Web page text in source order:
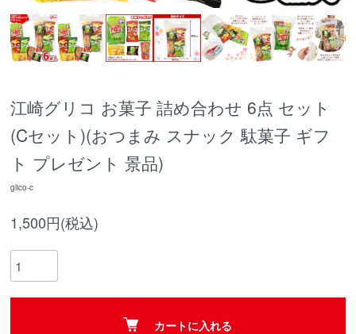
江崎グリコ お菓子 詰め合わせ 6点 セット
(Cセット)(おつまみ スナック 駄菓子 ギフ
ト プレゼント 景品)
glico-c
1,500円(税込)
カートに入れる